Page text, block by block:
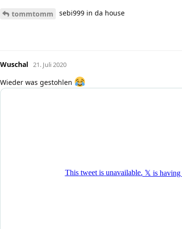
tommtomm sebi999 in da house
Wuschal 21. Juli 2020
Wieder was gestohlen